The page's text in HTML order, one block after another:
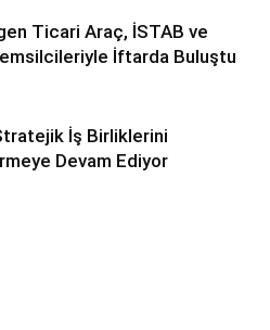
Ticari Araç, İSTAB ve
İftarda Buluştu
İş Birliklerini
Devam Ediyor